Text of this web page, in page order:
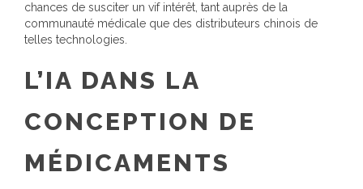
chances de susciter un vif intérêt, tant auprès de la
communauté médicale que des distributeurs chinois de
telles technologies.
L’IA DANS LA
CONCEPTION DE
MÉDICAMENTS